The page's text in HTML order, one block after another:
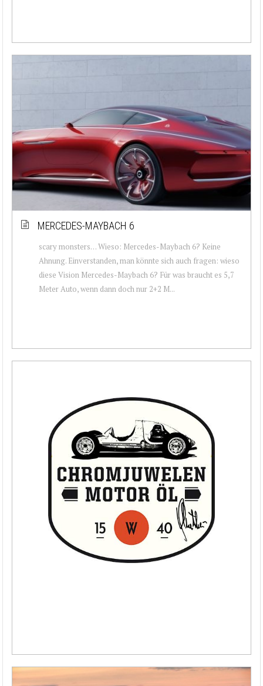
MERCEDES-MAYBACH 6
scary monsters… Wieso: Mercedes-Maybach 6? Keine
Ahnung. Einverstanden, man könnte sich auch fragen: wieso
diese Vision Mercedes-Maybach 6? Für was braucht es 5,7
Meter Auto, wenn dann doch nur 2+2 M...